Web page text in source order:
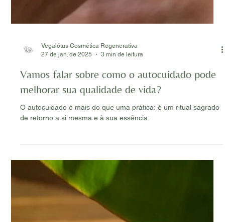
Vegalótus Cosmética Regenerativa
Vamos falar sobre como o autocuidado pode
de retorno a si mesma e à sua essência.